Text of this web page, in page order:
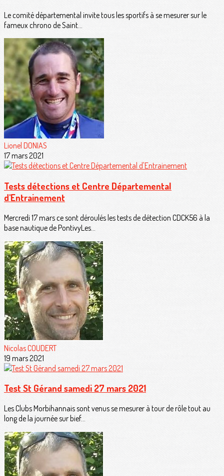
Le comité départemental invite tous les sportifs à se mesurer sur le
fameux chrono de Saint...
Lionel DONIAS
17 mars 2021
Tests détections et Centre Départemental
d'Entrainement
Mercredi 17 mars ce sont déroulés les tests de détection CDCK56 à la
base nautique de PontivyLes...
Nicolas COUDERT
19 mars 2021
Test St Gérand samedi 27 mars 2021
Les Clubs Morbihannais sont venus se mesurer à tour de rôle tout au
long de la journée sur bief...